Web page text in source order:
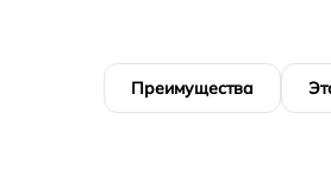
Преимущества